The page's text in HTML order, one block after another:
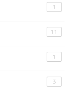
1
11
1
3